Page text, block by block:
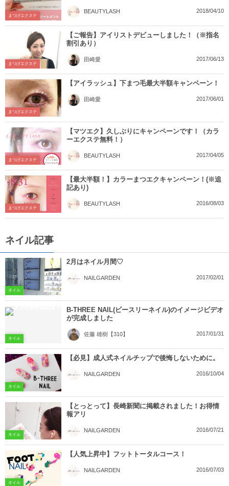
まつげエクステ
BEAUTYLASH 2018/04/10
まつげエクステ
【ご報告】アイリストデビューしました！（※指名
割引あり）
田崎愛 2017/06/13
まつげエクステ
【アイラッシュ】下まつ毛最大半額キャンペーン！
田崎愛 2017/06/01
まつげエクステ
【マツエク】久しぶりにキャンペーンです！（カラ
ーエクステ無料！）
BEAUTYLASH 2017/04/05
まつげエクステ
【最大半額！】カラーまつエクキャンペーン！(※追
記あり)
BEAUTYLASH 2016/08/03
ネイル記事
ネイル
2月はネイル月間♡
NAILGARDEN 2017/02/01
ネイル
B-THREE NAIL(ビースリーネイル)のイメージビデオ
が完成しました
佐藤 雄樹【310】 2017/01/31
ネイル
【必見】成人式ネイルチップで後悔しないために。
NAILGARDEN 2016/10/04
ネイル
【とっとって】長崎新聞に掲載されました！お得情
報アリ
NAILGARDEN 2016/07/21
ネイル
【人気上昇中】フットトータルコース！
NAILGARDEN 2016/07/03